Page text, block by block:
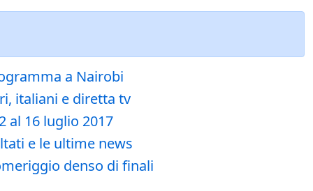
a Nairobi
italiani e diretta tv
al 16 luglio 2017
e le ultime news
denso di finali